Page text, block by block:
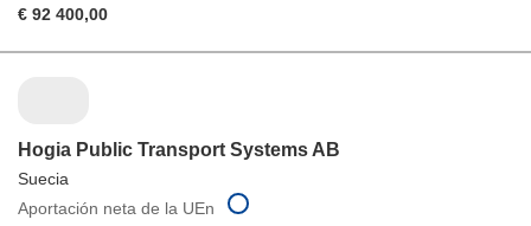
€ 92 400,00
Hogia Public Transport Systems AB
Suecia
Aportación neta de la UEn